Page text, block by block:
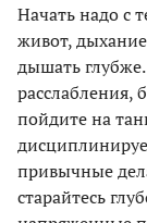
Начать надо с
живот,
дышать
расслабления,
пойдите на
привычные
старайтесь